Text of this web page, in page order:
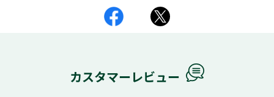
カスタマーレビュー